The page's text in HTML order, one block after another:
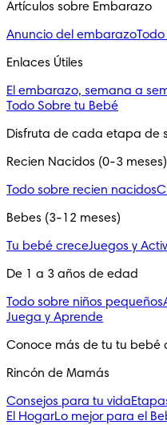
Artículos sobre Embarazo
Anuncio del embarazo
Enlaces Útiles
El embarazo, semana a
Todo Sobre tu Bebé
Disfruta de cada etapa de
Recien Nacidos (0-3 meses)
Todo sobre recien nacidos
Bebes (3-12 meses)
Tu bebé creceJuegos y
De 1 a 3 años de edad
Todo sobre niños pequeños
Juega y Aprende
Conoce más de tu tu bebé
Rincón de Mamás
Consejos para tu vida
El HogarLo mejor para el